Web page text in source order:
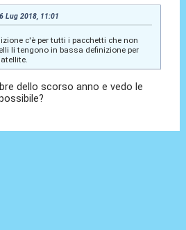
Lug 2018, 11:01
c'è per tutti i pacchetti che non
li tengono in bassa definizione per
dello scorso anno e vedo le